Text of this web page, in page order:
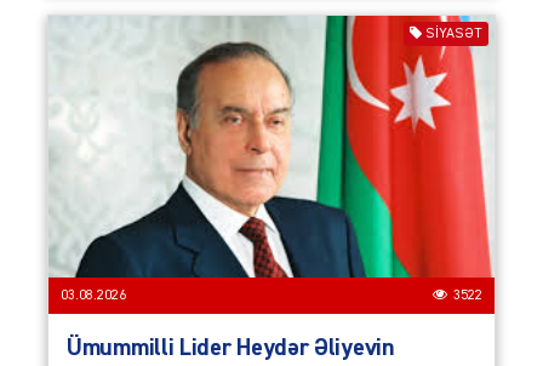
SIYASƏT
03.08.2026 3522
Ümummilli Lider Heydər Əliyevin